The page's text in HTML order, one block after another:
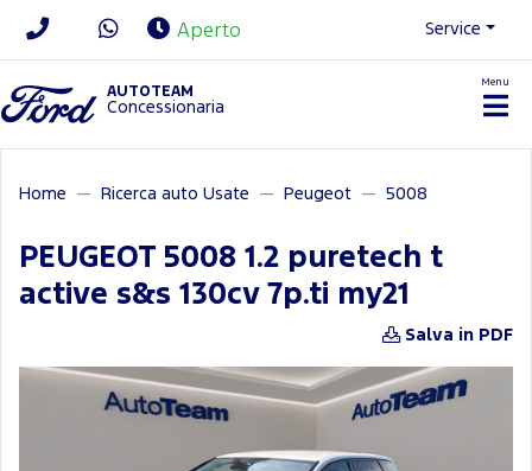
Aperto Service
AUTOTEAM
Concessionaria
Menu
Home Ricerca auto Usate Peugeot 5008
PEUGEOT 5008 1.2 puretech t
active s&s 130cv 7p.ti my21
Salva in PDF